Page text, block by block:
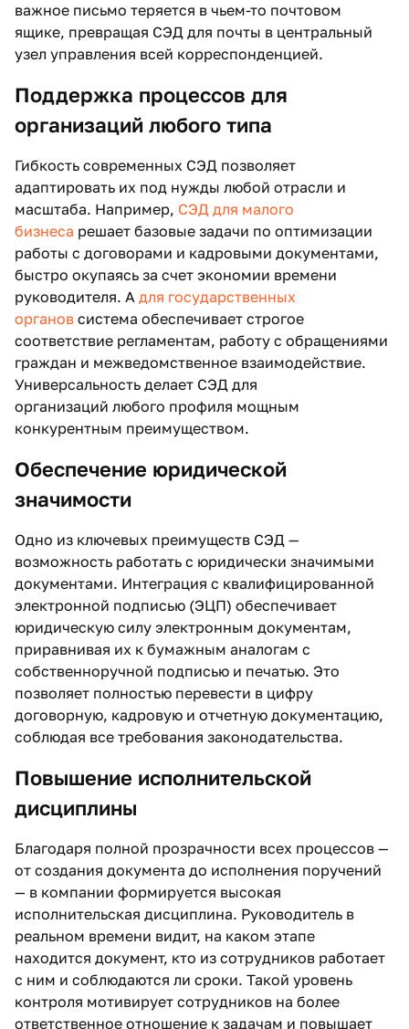
важное письмо теряется в чьем-то почтовом
ящике, превращая СЭД для почты в центральный
узел управления всей корреспонденцией.
Поддержка процессов для
организаций любого типа
Гибкость современных СЭД позволяет
адаптировать их под нужды любой отрасли и
масштаба. Например, СЭД для малого
бизнеса решает базовые задачи по оптимизации
работы с договорами и кадровыми документами,
быстро окупаясь за счет экономии времени
руководителя. А для государственных
органов система обеспечивает строгое
соответствие регламентам, работу с обращениями
граждан и межведомственное взаимодействие.
Универсальность делает СЭД для
организаций любого профиля мощным
конкурентным преимуществом.
Обеспечение юридической
значимости
Одно из ключевых преимуществ СЭД —
возможность работать с юридически значимыми
документами. Интеграция с квалифицированной
электронной подписью (ЭЦП) обеспечивает
юридическую силу электронным документам,
приравнивая их к бумажным аналогам с
собственноручной подписью и печатью. Это
позволяет полностью перевести в цифру
договорную, кадровую и отчетную документацию,
соблюдая все требования законодательства.
Повышение исполнительской
дисциплины
Благодаря полной прозрачности всех процессов —
от создания документа до исполнения поручений
— в компании формируется высокая
исполнительская дисциплина. Руководитель в
реальном времени видит, на каком этапе
находится документ, кто из сотрудников работает
с ним и соблюдаются ли сроки. Такой уровень
контроля мотивирует сотрудников на более
ответственное отношение к задачам и повышает